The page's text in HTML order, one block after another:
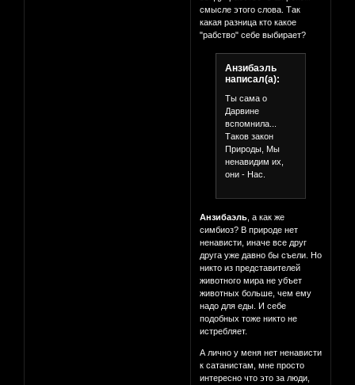
смысле этого слова. Так
какая разница кто какое
"рабство" себе выбирает?
Анзибаэль
написал(а):
Ты сама о
Дарвине
вспомнила...
Таков закон
Природы, Мы
ненавидим их,
они - Нас.
Анзибаэль , а как же
симбиоз? В природе нет
ненависти, иначе все друг
друга уже давно бы съели. Но
никто из представителей
животного мира не убъет
животных больше, чем ему
надо для еды. И себе
подобных тоже никто не
истребляет.
А лично у меня нет ненависти
к сатанистам, мне просто
интересно что это за люди,